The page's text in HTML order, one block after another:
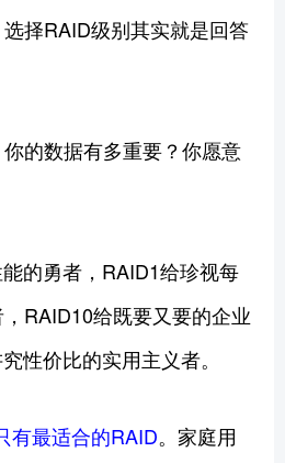
择RAID级别其实就是回答
的数据有多重要？你愿意
的勇者，RAID1给珍视每
RAID10给既要又要的企业
性价比的实用主义者。
有最适合的RAID。家庭用